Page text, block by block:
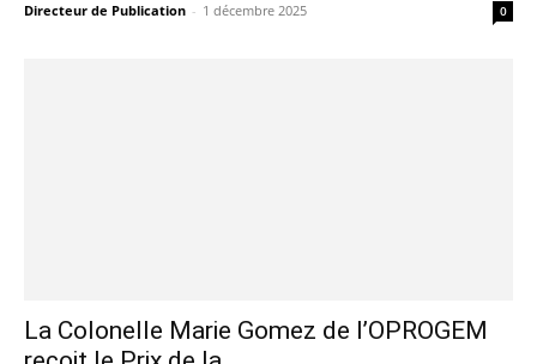
Directeur de Publication - 1 décembre 2025 0
La Colonelle Marie Gomez de l’OPROGEM